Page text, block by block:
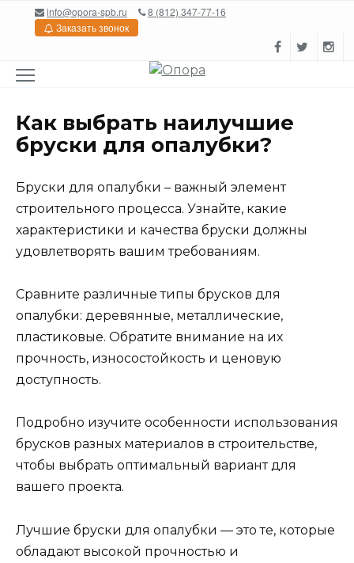
Перейтиinfo@opora-spb.ru
8 (812) 347-77-16
Заказать звонок
Как выбрать наилучшие
бруски для опалубки?
Бруски для опалубки – важный элемент
строительного процесса. Узнайте, какие
характеристики и качества бруски должны
удовлетворять вашим требованиям.
Сравните различные типы брусков для
опалубки: деревянные, металлические,
пластиковые. Обратите внимание на их
прочность, износостойкость и ценовую
доступность.
Подробно изучите особенности использования
брусков разных материалов в строительстве,
чтобы выбрать оптимальный вариант для
вашего проекта.
Лучшие бруски для опалубки — это те, которые
обладают высокой прочностью и